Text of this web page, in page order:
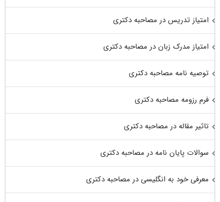
امتیاز تدریس در مصاحبه دکتری
امتیاز مدرک زبان در مصاحبه دکتری
توصیه نامه مصاحبه دکتری
فرم رزومه مصاحبه دکتری
تاثیر مقاله در مصاحبه دکتری
سوالات پایان نامه در مصاحبه دکتری
معرفی خود به انگلیسی در مصاحبه دکتری